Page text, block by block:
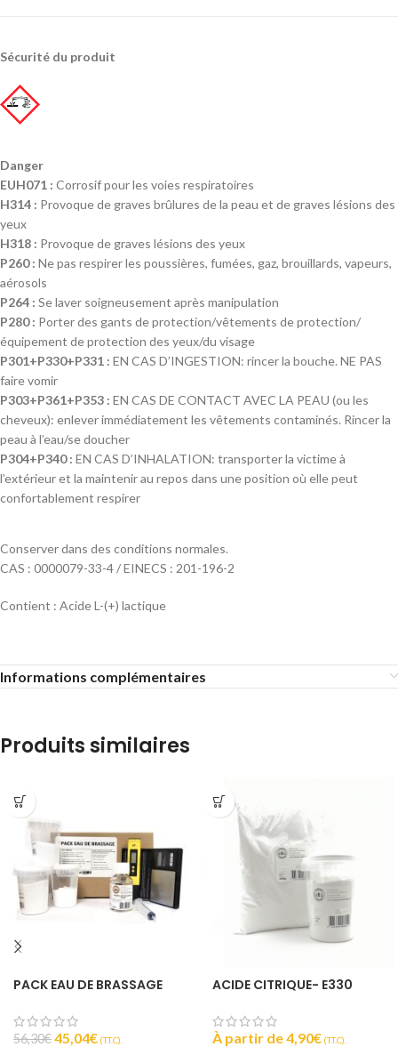
Sécurité du produit
Danger
EUH071 : Corrosif pour les voies respiratoires
H314 : Provoque de graves brûlures de la peau et de graves lésions des
yeux
H318 : Provoque de graves lésions des yeux
P260 : Ne pas respirer les poussières, fumées, gaz, brouillards, vapeurs,
aérosols
P264 : Se laver soigneusement après manipulation
P280 : Porter des gants de protection/vêtements de protection/
équipement de protection des yeux/du visage
P301+P330+P331 : EN CAS D’INGESTION: rincer la bouche. NE PAS
faire vomir
P303+P361+P353 : EN CAS DE CONTACT AVEC LA PEAU (ou les
cheveux): enlever immédiatement les vêtements contaminés. Rincer la
peau à l’eau/se doucher
P304+P340 : EN CAS D’INHALATION: transporter la victime à
l’extérieur et la maintenir au repos dans une position où elle peut
confortablement respirer
Conserver dans des conditions normales.
CAS : 0000079-33-4 / EINECS : 201-196-2
Contient : Acide L-(+) lactique
Informations complémentaires
Produits similaires
PACK EAU DE BRASSAGE
56,30€45,04€ (T.T.C).
ACIDE CITRIQUE- E330
À partir de4,90€ (T.T.C).